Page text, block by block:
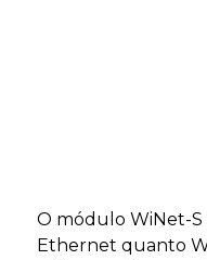
O módulo WiNet-
Ethernet quanto